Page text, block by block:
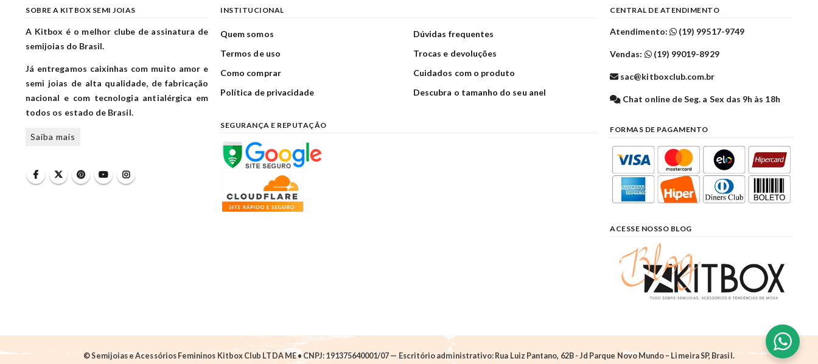
SOBRE A KITBOX SEMI JOIAS
A Kitbox é o melhor clube de assinatura de
semijoias do Brasil.
Já entregamos caixinhas com muito amor e
semi joias de alta qualidade, de fabricação
nacional e com tecnologia antialérgica em
todos os estado de Brasil.
Saiba mais
INSTITUCIONAL
Quem somos
Termos de uso
Como comprar
Política de privacidade
Dúvidas frequentes
Trocas e devoluções
Cuidados com o produto
Descubra o tamanho do seu anel
SEGURANÇA E REPUTAÇÃO
CENTRAL DE ATENDIMENTO
Atendimento: (19) 99517-9749
Vendas: (19) 99019-8929
sac@kitboxclub.com.br
Chat online de Seg. a Sex das 9h às 18h
FORMAS DE PAGAMENTO
ACESSE NOSSO BLOG
© Semijoias e Acessórios Femininos Kitbox Club LTDA ME • CNPJ: 191375640001/07 — Escritório administrativo: Rua Luiz Pantano, 62B - Jd Parque Novo Mundo – Limeira SP, Brasil.